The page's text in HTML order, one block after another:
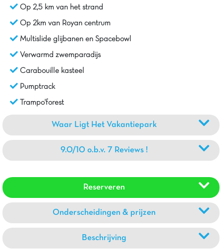
Op 2,5 km van het strand
Op 2km van Royan centrum
Multislide glijbanen en Spacebowl
Verwarmd zwemparadijs
Carabouille kasteel
Pumptrack
Trampo'forest
Waar Ligt Het Vakantiepark
9.0/10 o.b.v. 7 Reviews !
Reserveren
Onderscheidingen & prijzen
Beschrijving